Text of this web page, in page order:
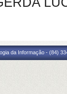
da Informação - (84)